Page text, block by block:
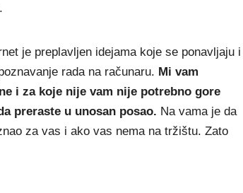
je preplavljen idejama koje se ponavljaju i
rada na računaru. Mi vam
i za koje nije vam nije potrebno gore
preraste u unosan posao. Na vama je da
za vas i ako vas nema na tržištu. Zato